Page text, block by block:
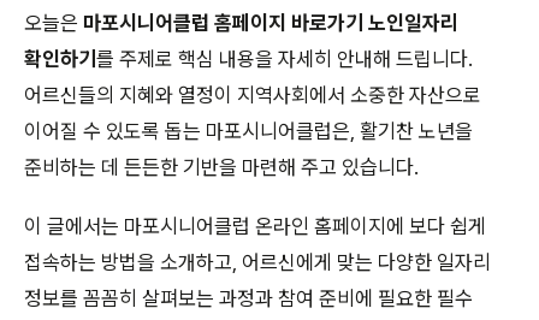
오늘은 마포시니어클럽 홈페이지 바로가기 노인일자리
확인하기 를 주제로 핵심 내용을 자세히 안내해 드립니다.
어르신들의 지혜와 열정이 지역사회에서 소중한 자산으로
이어질 수 있도록 돕는 마포시니어클럽은, 활기찬 노년을
준비하는 데 든든한 기반을 마련해 주고 있습니다.
이 글에서는 마포시니어클럽 온라인 홈페이지에 보다 쉽게
접속하는 방법을 소개하고, 어르신에게 맞는 다양한 일자리
정보를 꼼꼼히 살펴보는 과정과 참여 준비에 필요한 필수